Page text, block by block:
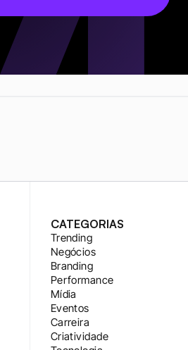
CATEGORIAS
Trending
Negócios
Branding
Performance
Mídia
Eventos
Carreira
Criatividade